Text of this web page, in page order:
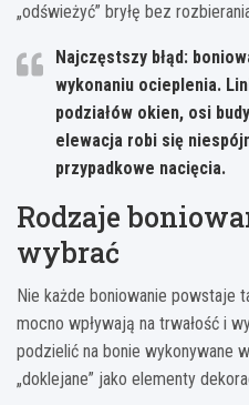
„odświeżyć” bryłę bez
Najczęstszy błąd:
wykonaniu ocieplenia.
podziałów okien, osi
elewacja robi się
przypadkowe nacięcia.
Rodzaje
wybrać
Nie każde boniowanie powstaje
mocno wpływają na trwałość i
podzielić na bonie wykonywane
„doklejane” jako elementy